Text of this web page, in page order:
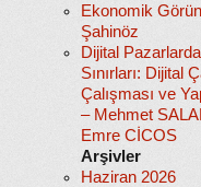
Ekonomik
Şahinöz
Dijital
Sınırları: Dijital
Çalışması ve
– Mehmet
Emre CİCOS
Arşivler
Haziran 2026